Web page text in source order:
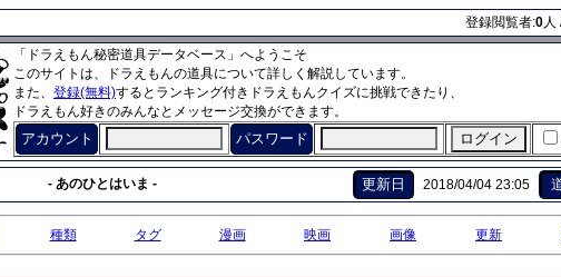
登録閲覧者:0人
「ドラえもん秘密道具データベース」へようこそ
このサイトは、ドラえもんの道具について詳しく解説しています。
また、 登録(無料)するとランキング付きドラえもんクイズに挑戦できたり、
ドラえもん好きのみんなとメッセージ交換ができます。
アカウント パスワード
- あのひとはいま - 更新日 2018/04/04 23:05
種類 タグ 漫画 映画 画像 更新